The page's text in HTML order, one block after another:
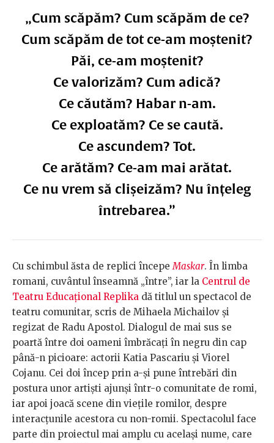
„Cum scăpăm? Cum scăpăm de ce?
Cum scăpăm de tot ce-am moștenit?
Păi, ce-am moștenit?
Ce valorizăm? Cum adică?
Ce căutăm? Habar n-am.
Ce exploatăm? Ce se caută.
Ce ascundem? Tot.
Ce arătăm? Ce-am mai arătat.
Ce nu vrem să clișeizăm? Nu înțeleg
întrebarea.”
Cu schimbul ăsta de replici începeMaskar. În limba
romani, cuvântul înseamnă „între”, iar la Centrul de
Teatru Educațional Replika dă titlul un spectacol de
teatru comunitar, scris de Mihaela Michailov și
regizat de Radu Apostol. Dialogul de mai sus se
poartă între doi oameni îmbrăcați în negru din cap
până-n picioare: actorii Katia Pascariu și Viorel
Cojanu. Cei doi încep prin a-și pune întrebări din
postura unor artiști ajunși într-o comunitate de romi,
iar apoi joacă scene din viețile romilor, despre
interacțunile acestora cu non-romii. Spectacolul face
parte din proiectul mai amplu cu același nume, care